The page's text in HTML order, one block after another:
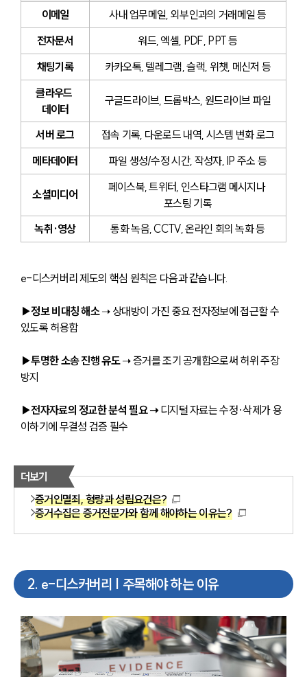
이메일
사내 업무메일, 외부인과의 거래메일 등
전자문서
워드, 엑셀, PDF, PPT 등
채팅기록
카카오톡, 텔레그램, 슬랙, 위챗, 메신저 등
클라우드
데이터
구글드라이브, 드롭박스, 원드라이브 파일
서버 로그
접속 기록, 다운로드 내역, 시스템 변화 로그
메타데이터
파일 생성/수정 시간, 작성자, IP 주소 등
소셜미디어
페이스북, 트위터, 인스타그램 메시지나
포스팅 기록
녹취·영상
통화 녹음, CCTV, 온라인 회의 녹화 등
e-디스커버리 제도의 핵심 원칙은 다음과 같습니다.
▶정보 비대칭 해소 ➝ 상대방이 가진 중요 전자정보에 접근할 수
있도록 허용함
▶투명한 소송 진행 유도 ➝ 증거를 조기 공개함으로써 허위 주장
방지
▶전자자료의 정교한 분석 필요 ➝ 디지털 자료는 수정·삭제가 용
이하기에 무결성 검증 필수
더보기
증거인멸죄, 형량과 성립요건은?
증거수집은 증거전문가와 함께 해야하는 이유는?
2. e-디스커버리 | 주목해야 하는 이유